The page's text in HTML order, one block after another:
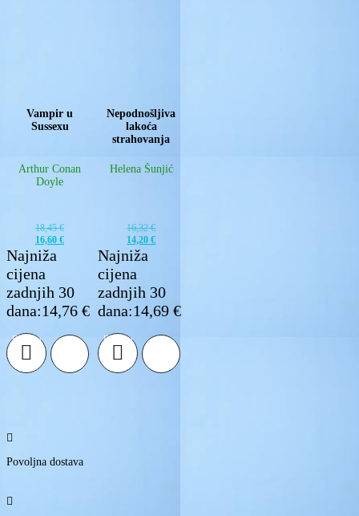
Vampir u
Sussexu
Arthur Conan
Doyle
18,45€
cijena
bila
je:
18,45 €.
16,60 €
cijena
je:
16,60 €.
Najniža
cijena
zadnjih 30
dana:14,76 €
Dodaj u
košaricu
Nepodnošljiva
lakoća
strahovanja
Helena Šunjić
16,32€
cijena
bila
je:
16,32 €.
14,20€
cijena
je:
14,20 €.
Najniža
cijena
zadnjih 30
dana:14,69€
Dodaj u
košaricu

Povoljna dostava
